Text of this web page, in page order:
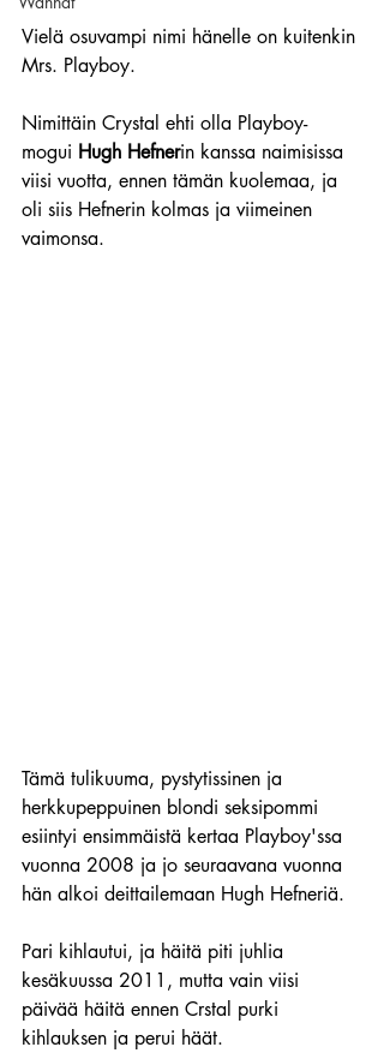
Vielä osuvampi nimi hänelle on kuitenkin
Mrs. Playboy.
Nimittäin Crystal ehti olla Playboy-
mogui Hugh Hefnerin kanssa naimisissa
viisi vuotta, ennen tämän kuolemaa, ja
oli siis Hefnerin kolmas ja viimeinen
vaimonsa.
Tämä tulikuuma, pystytissinen ja
herkkupeppuinen blondi seksipommi
esiintyi ensimmäistä kertaa Playboy'ssa
vuonna 2008 ja jo seuraavana vuonna
hän alkoi deittailemaan Hugh Hefneriä.
Pari kihlautui, ja häitä piti juhlia
kesäkuussa 2011, mutta vain viisi
päivää häitä ennen Crstal purki
kihlauksen ja perui häät.